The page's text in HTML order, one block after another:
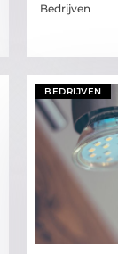
Bedrijven
BEDRIJVEN